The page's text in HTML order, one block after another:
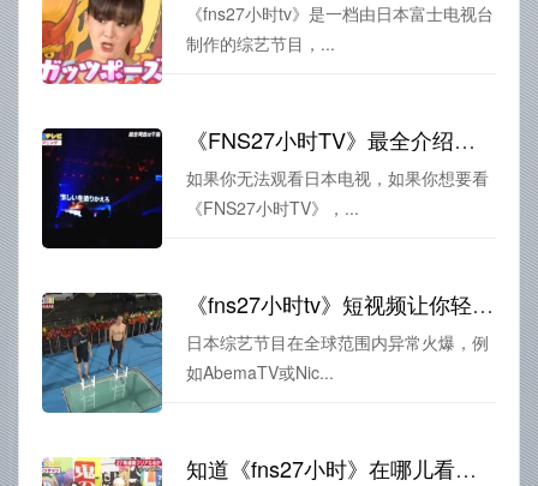
《fns27小时tv》是一档由日本富士电视台
制作的综艺节目，...
《FNS27小时TV》最全介绍，看完这篇你就知道在哪里看了
如果你无法观看日本电视，如果你想要看
《FNS27小时TV》，...
《fns27小时tv》短视频让你轻松入手日本综艺大爆炸
日本综艺节目在全球范围内异常火爆，例
如AbemaTV或Nic...
知道《fns27小时》在哪儿看吗？就在这里